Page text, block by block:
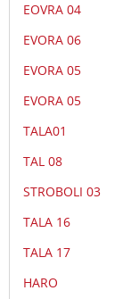
EOVRA 04
EVORA 06
EVORA 05
EVORA 05
TALA01
TAL 08
STROBOLI 03
TALA 16
TALA 17
HARO